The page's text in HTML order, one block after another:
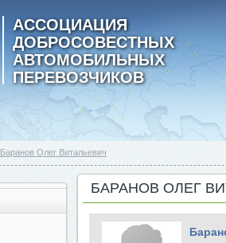
АССОЦИАЦИЯ
ДОБРОСОВЕСТНЫХ
АВТОМОБИЛЬНЫХ
ПЕРЕВОЗЧИКОВ
Баранов Олег Витальевич
БАРАНОВ ОЛЕГ